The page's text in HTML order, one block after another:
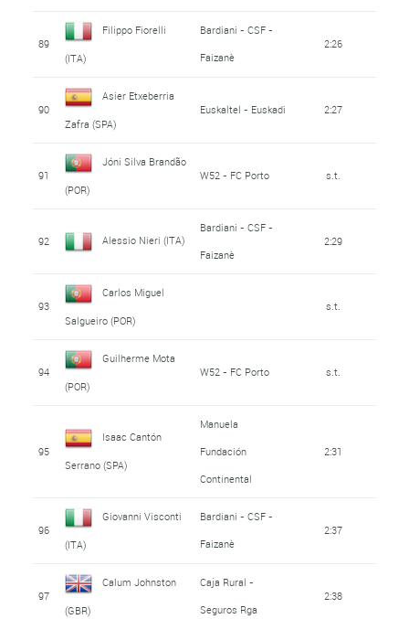
89
Filippo Fiorelli
(ITA)
Bardiani - CSF -
Faizanè
2:26
90
Asier Etxeberria
Zafra (SPA)
Euskaltel - Euskadi 2:27
91
Jóni Silva Brandão
(POR)
W52 - FC Porto s.t.
92 Alessio Nieri (ITA)
Bardiani - CSF -
Faizanè
2:29
93
Carlos Miguel
Salgueiro (POR)
s.t.
94
Guilherme Mota
(POR)
W52 - FC Porto s.t.
95
Isaac Cantón
Serrano (SPA)
Manuela
Fundación
Continental
2:31
96
Giovanni Visconti
(ITA)
Bardiani - CSF -
Faizanè
2:37
97
Calum Johnston
(GBR)
Caja Rural -
Seguros Rga
2:38